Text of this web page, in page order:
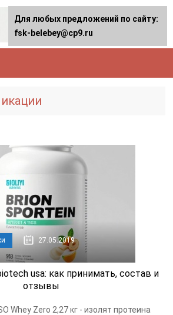
27.05.2019
usa: как принимать, состав и
отзывы
Whey Zero 2,27 кг - изолят протеина
Для любых предложений по сайту:
fsk-belebey@cp9.ru